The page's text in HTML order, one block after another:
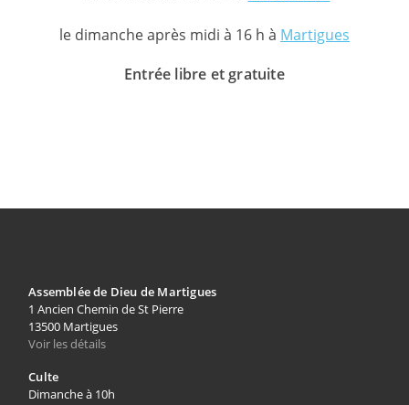
le dimanche après midi à 16 h à Martigues
Entrée libre et gratuite
Assemblée de Dieu de Martigues
1 Ancien Chemin de St Pierre
13500 Martigues
Voir les détails
Culte
Dimanche à 10h